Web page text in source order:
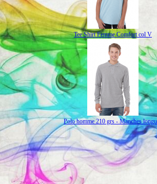
Tee Shirt Femme Comfort col V
Polo homme 210 grs - Manches